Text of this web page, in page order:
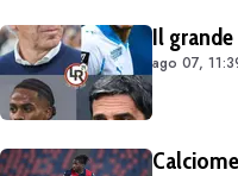
Il
ago 07,